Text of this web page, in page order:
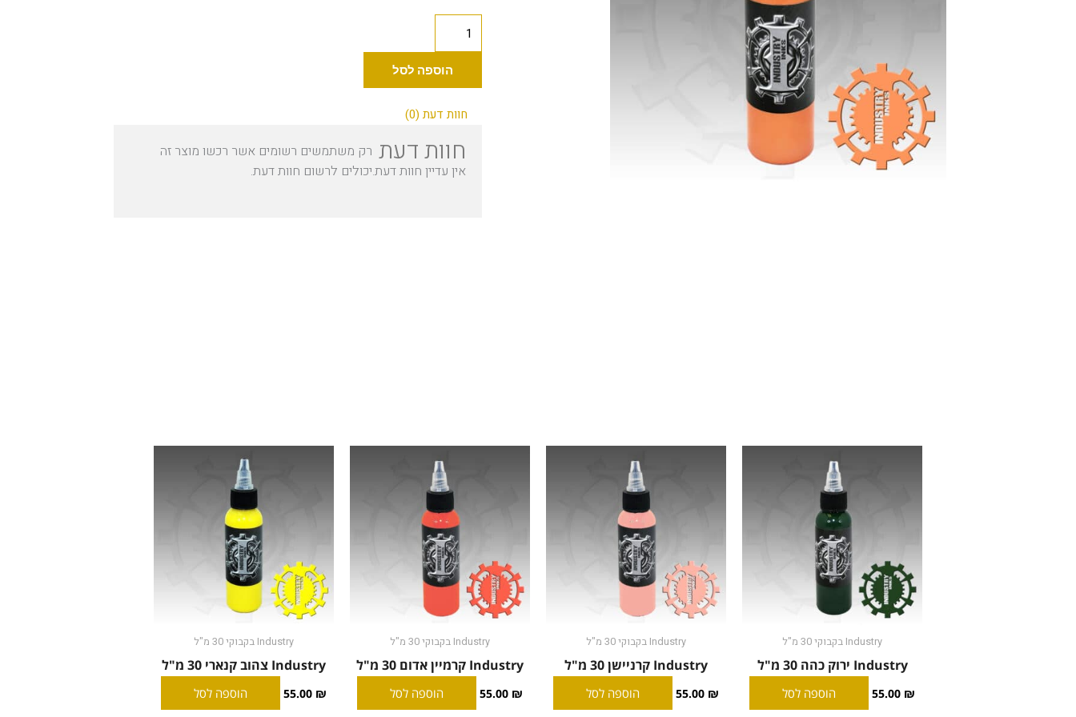
Industry
נקטר
הוספה לסל
חוות דעת (0)
חוות דעת
אין עדיין חוות דעת.
רק משתמשים רשומים אשר רכשו מוצר זה
יכולים לרשום חוות דעת.
Industry בקבוקי 30 מ"ל
Industry ירוק כהה 30 מ"ל
55.00 ₪ הוספה לסל
Industry בקבוקי 30 מ"ל
Industry קרניישן 30 מ"ל
55.00 ₪ הוספה לסל
Industry בקבוקי 30 מ"ל
Industry קרמיין אדום 30 מ"ל
55.00 ₪ הוספה לסל
Industry בקבוקי 30 מ"ל
Industry צהוב קנארי 30 מ"ל
55.00 ₪ הוספה לסל